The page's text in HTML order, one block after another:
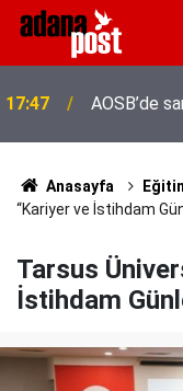
17:41
tepki
Anasayfa
“Kariyer ve İstihdam
Tarsus
İstihdam